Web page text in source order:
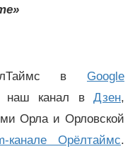
в Google
наш канал вДзен,
Орла и Орловской
канале Орёлтаймс.